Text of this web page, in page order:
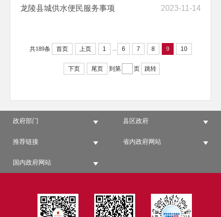
龙陵县城供水便民服务事项 2023-11-14
共189条 首页 上页 1 ... 6 7 8 9 10
下页 尾页 到第 页 跳转
政府部门 县区政府
推荐链接 省内政府网站
国内政府网站